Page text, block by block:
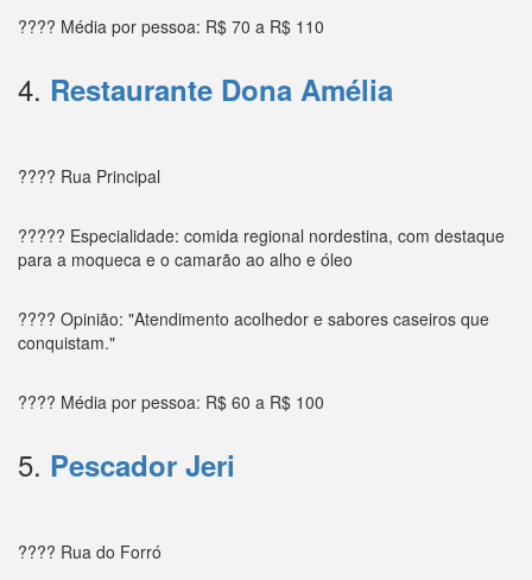
???? Média por pessoa: R$ 70 a R$ 110
4. Restaurante Dona Amélia
???? Rua Principal
????? Especialidade: comida regional nordestina, com destaque
para a moqueca e o camarão ao alho e óleo
???? Opinião: "Atendimento acolhedor e sabores caseiros que
conquistam."
???? Média por pessoa: R$ 60 a R$ 100
5. Pescador Jeri
???? Rua do Forró